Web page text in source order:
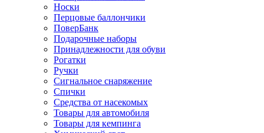
Носки
Перцовые баллончики
ПоверБанк
Подарочные наборы
Принадлежности для обуви
Рогатки
Ручки
Сигнальное снаряжение
Спички
Средства от насекомых
Товары для автомобиля
Товары для кемпинга